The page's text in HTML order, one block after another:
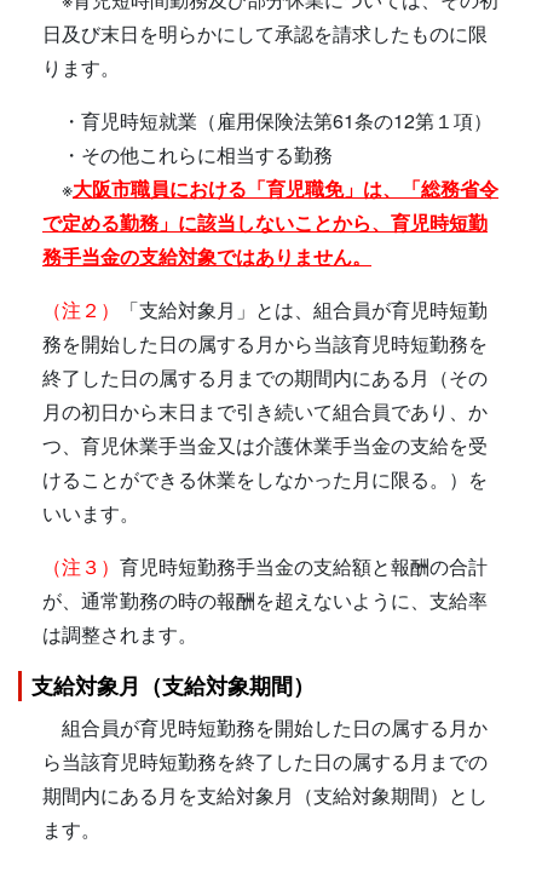
日及び末日を明らかにして承認を請求したものに限
ります。
・育児時短就業（雇用保険法第61条の12第１項）
・その他これらに相当する勤務
※大阪市職員における「育児職免」は、「総務省令
で定める勤務」に該当しないことから、育児時短勤
務手当金の支給対象ではありません。
（注２）
「支給対象月」とは、組合員が育児時短勤
務を開始した日の属する月から当該育児時短勤務を
終了した日の属する月までの期間内にある月（その
月の初日から末日まで引き続いて組合員であり、か
つ、育児休業手当金又は介護休業手当金の支給を受
けることができる休業をしなかった月に限る。）を
いいます。
（注３） 育児時短勤務手当金の支給額と報酬の合計
が、通常勤務の時の報酬を超えないように、支給率
は調整されます。
支給対象月（支給対象期間）
組合員が育児時短勤務を開始した日の属する月か
ら当該育児時短勤務を終了した日の属する月までの
期間内にある月を支給対象月（支給対象期間）とし
ます。